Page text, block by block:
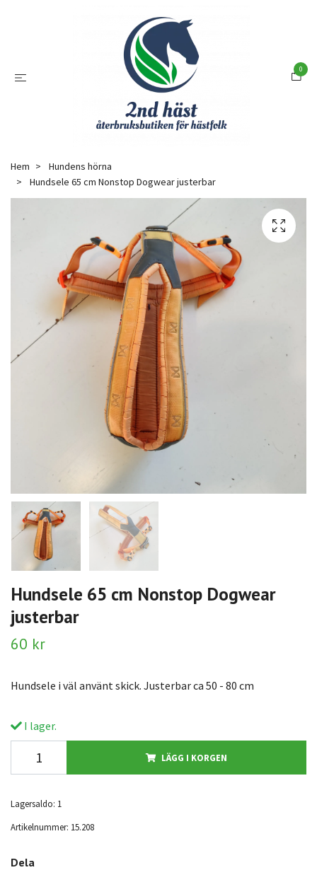
0
Hem
Hundens hörna
Hundsele 65 cm Nonstop Dogwear justerbar
Hundsele 65 cm Nonstop Dogwear
justerbar
60 kr
Hundsele i väl använt skick. Justerbar ca 50 - 80 cm
I lager.
LÄGG I KORGEN
Lagersaldo: 1
Artikelnummer: 15.208
Dela